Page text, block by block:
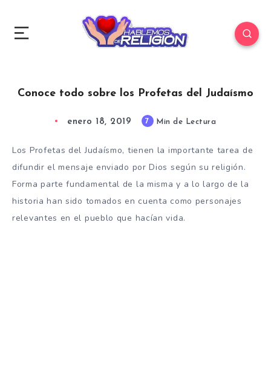
Conoce todo sobre los Profetas del Judaísmo
enero 18, 2019 7 Min de Lectura
Los Profetas del Judaísmo, tienen la importante tarea de
difundir el mensaje enviado por Dios según su religión.
Forma parte fundamental de la misma y a lo largo de la
historia han sido tomados en cuenta como personajes
relevantes en el pueblo que hacían vida.